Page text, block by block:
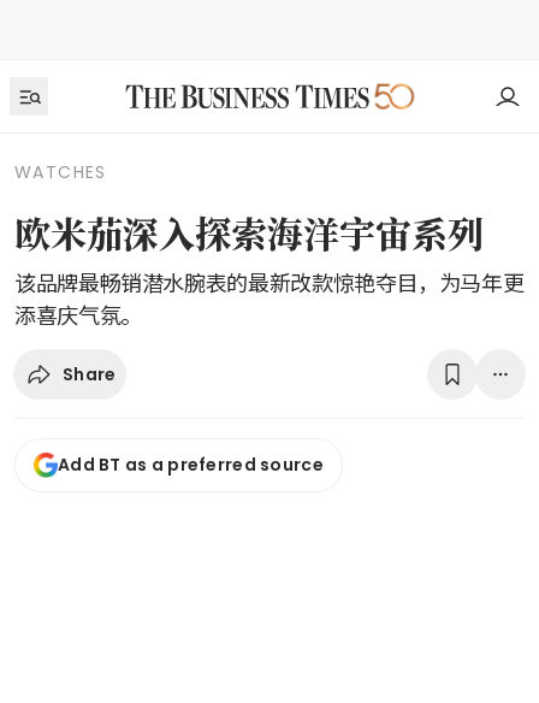
WATCHES
欧米茄深入探索海洋宇宙系列
该品牌最畅销潜水腕表的最新改款惊艳夺目，为马年更
添喜庆气氛。
Share
Add BT as a preferred source